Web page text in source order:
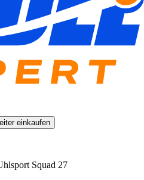
einkaufen
Squad 27